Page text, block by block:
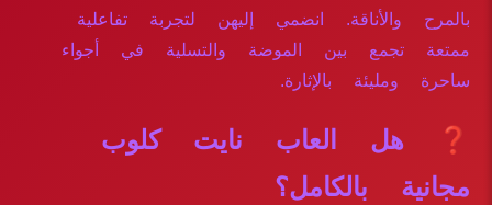
بالمرح والأناقة. انضمي إليهن لتجربة تفاعلية
ممتعة تجمع بين الموضة والتسلية في أجواء
ساحرة ومليئة بالإثارة.
❓ هل العاب نايت كلوب
مجانية بالكامل؟